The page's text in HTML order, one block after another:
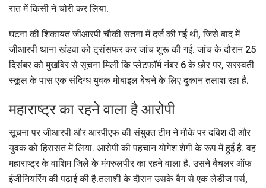
रात में किसी ने चोरी कर लिया.
घटना की शिकायत जीआरपी चौकी सतना में दर्ज की गई थी, जिसे बाद में
जीआरपी थाना खंडवा को ट्रांसफर कर जांच शुरू की गई. जांच के दौरान 25
दिसंबर को मुखबिर से सूचना मिली कि प्लेटफॉर्म नंबर 6 के छोर पर, सरस्वती
स्कूल के पास एक संदिग्ध युवक मोबाइल बेचने के लिए दुकान तलाश रहा है.
महाराष्ट्र का रहने वाला है आरोपी
सूचना पर जीआरपी और आरपीएफ की संयुक्त टीम ने मौके पर दबिश दी और
युवक को हिरासत में लिया. आरोपी की पहचान योगेश शेगी के रूप में हुई है. वह
महाराष्ट्र के वाशिम जिले के मंगरुलपीर का रहने वाला है. उसने बैचलर ऑफ
इंजीनियरिंग की पढ़ाई की है.तलाशी के दौरान उसके बैग से एक लेडीज पर्स,